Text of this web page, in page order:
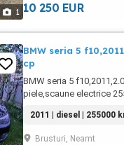
1 10 250 EUR
BMW seria 5
cp
BMW seria 5
piele,scaune electrice
2011 | diesel | 255000
Brusturi, Neamt